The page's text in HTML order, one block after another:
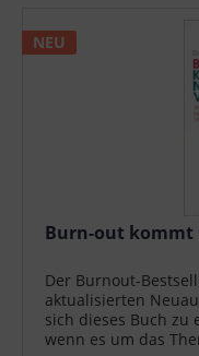
NEU
Burn-out kommt
Der Burnout-
aktualisierten
sich dieses Buch zu
wenn es um das